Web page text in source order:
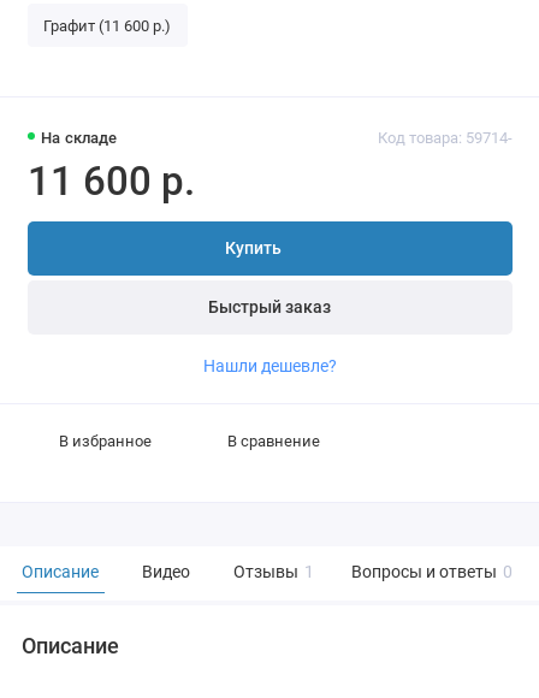
На складе Код товара: 59714-
11 600 р.
Купить
Быстрый заказ
Нашли дешевле?
В избранное В сравнение
Графит (11 600 р.)
Описание Видео Отзывы 1 Вопросы и ответы 0
Описание